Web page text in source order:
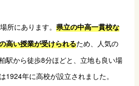
所にあります。 県立の中高一貫校な
高い授業が受けられるため、人気の
駅から徒歩8分ほどと、立地も良い場
1924年に高校が設立されました。